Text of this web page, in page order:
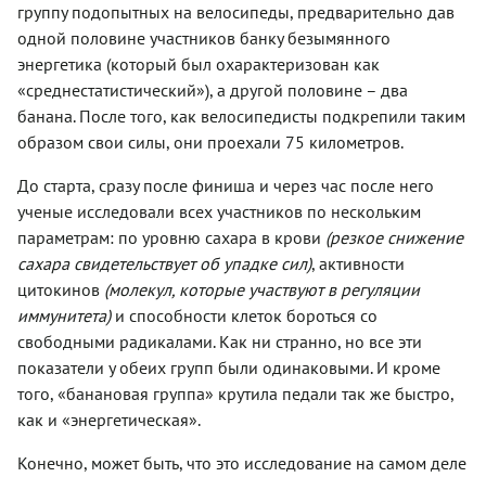
группу подопытных на велосипеды, предварительно дав
одной половине участников банку безымянного
энергетика (который был охарактеризован как
«среднестатистический»), а другой половине – два
банана. После того, как велосипедисты подкрепили таким
образом свои силы, они проехали 75 километров.
До старта, сразу после финиша и через час после него
ученые исследовали всех участников по нескольким
параметрам: по уровню сахара в крови (резкое снижение
сахара свидетельствует об упадке сил), активности
цитокинов (молекул, которые участвуют в регуляции
иммунитета)и способности клеток бороться со
свободными радикалами. Как ни странно, но все эти
показатели у обеих групп были одинаковыми. И кроме
того, «банановая группа» крутила педали так же быстро,
как и «энергетическая».
Конечно, может быть, что это исследование на самом деле